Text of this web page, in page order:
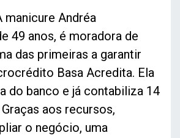
manicure Andréa
49 anos, é moradora de
das primeiras a garantir
Basa Acredita. Ela
do banco e já contabiliza 14
aos recursos,
o negócio, uma